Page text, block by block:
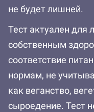
не будет лишней.
Тест актуален
собственным
соответствие
нормам, не
как веганство,
сыроедение. Тест